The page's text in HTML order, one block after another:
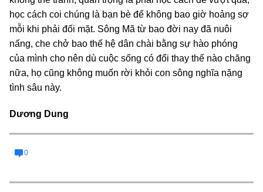
học cách coi chúng là bạn bè để không bao giờ hoảng sợ
mỗi khi phải đối mặt. Sông Mã từ bao đời nay đã nuôi
nấng, che chở bao thế hệ dân chài bằng sự hào phóng
của mình cho nên dù cuộc sống có đổi thay thế nào chăng
nữa, họ cũng không muốn rời khỏi con sông nghĩa nặng
tình sâu này.
Dương Dung
0